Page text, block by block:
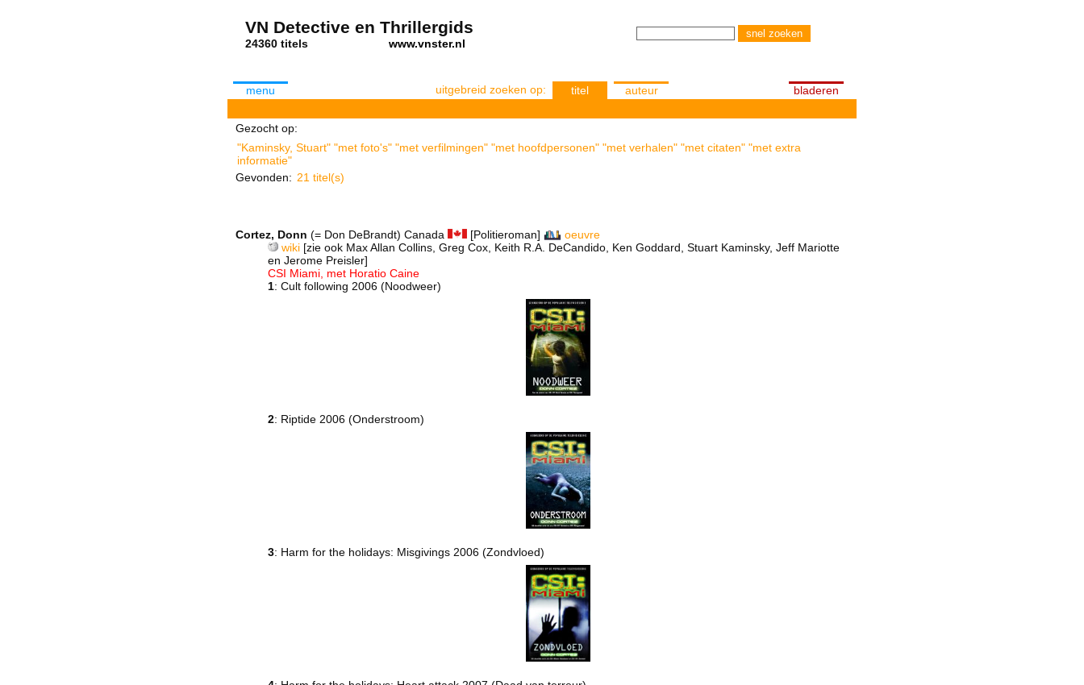
VN Detective en Thrillergids
24360 titels www.vnster.nl
menu uitgebreid zoeken op: titel auteur bladeren
Gezocht op:
"Kaminsky, Stuart" "met foto's" "met verfilmingen" "met hoofdpersonen" "met verhalen" "met citaten" "met extra
informatie"
Gevonden: 21 titel(s)
Cortez, Donn (= Don DeBrandt) Canada [Politieroman]
oeuvre
wiki[zie ook Max Allan Collins, Greg Cox, Keith R.A. DeCandido, Ken Goddard, Stuart Kaminsky, Jeff Mariotte
en Jerome Preisler]
CSI Miami, met Horatio Caine
1: Cult following 2006 (Noodweer)
2: Riptide 2006 (Onderstroom)
3: Harm for the holidays: Misgivings 2006 (Zondvloed)